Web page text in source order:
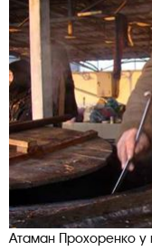
Атаман Прохоренко у